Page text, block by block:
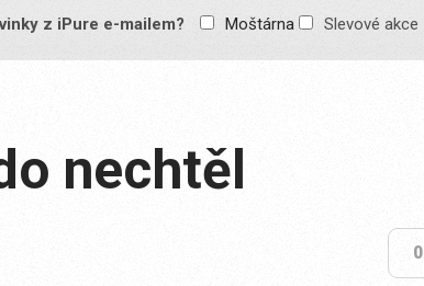
obsah pro všechny
z iPure e-mailem? Moštárna Slevové akce
nechtěl
0